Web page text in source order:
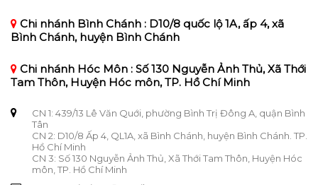
Chi nhánh Bình Chánh : D10/8 quốc lộ 1A, ấp 4, xã
Bình Chánh, huyện Bình Chánh
Chi nhánh Hóc Môn : Số 130 Nguyễn Ảnh Thủ, Xã Thới
Tam Thôn, Huyện Hóc môn, TP. Hồ Chí Minh
CN 1: 439/13 Lê Văn Quới, phường Bình Trị Đông A, quận Bình
Tân
CN 2: D10/8 Ấp 4, QL1A, xã Bình Chánh, huyện Bình Chánh. TP.
Hồ Chí Minh
CN 3: Số 130 Nguyễn Ảnh Thủ, Xã Thới Tam Thôn, Huyện Hóc
môn, TP. Hồ Chí Minh